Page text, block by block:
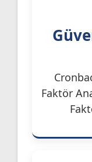
Faktör